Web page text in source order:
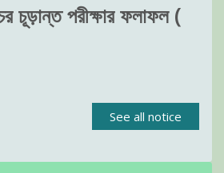
চূড়ান্ত পরীক্ষার ফলাফল (
See all notice